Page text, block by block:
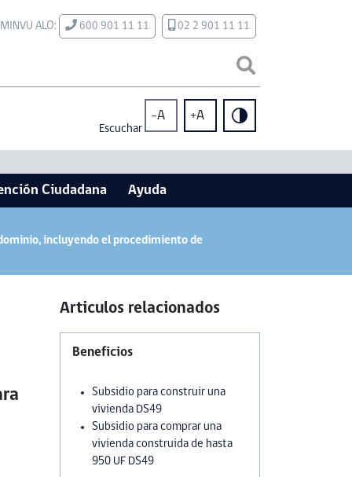
MINVU ALO: 600 901 11 11 02 2 901 11 11
Escuchar
-A +A
Ciudadana Ayuda
incluyendo el procedimiento de
Articulos relacionados
Beneficios
Subsidio para construir una
vivienda DS49
Subsidio para comprar una
vivienda construida de hasta
950 UF DS49